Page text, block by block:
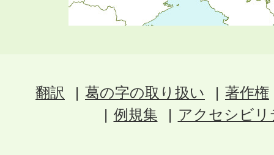
翻訳 葛の字の取り扱い
著作権
例規集
アクセシビ